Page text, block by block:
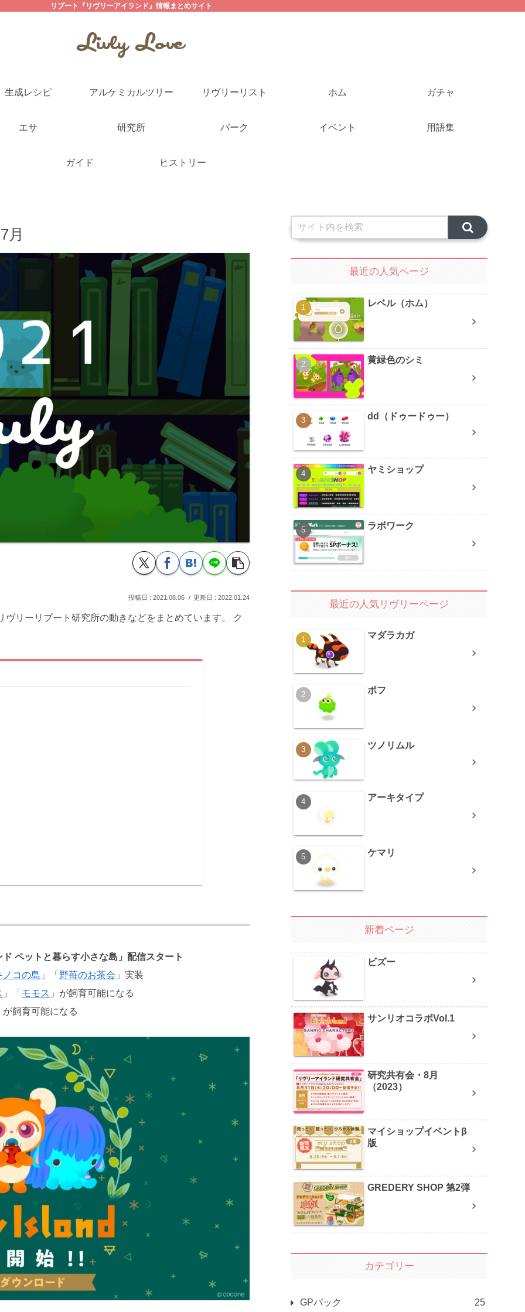
リブート『リヴリーアイランド』情報まとめサイト
生成レシピ アルケミカルツリー リヴリーリスト ホム ガチャ
エサ 研究所 パーク イベント 用語集
ガイド ヒストリー
月
2021.08.06 2022.01.24
リーリブート研究所の動きなどをまとめています。 ク
ペットと暮らす小さな島」配信スタート
ノコの島 」「 野苺のお茶会 」実装
」「 モモス 」が飼育可能になる
が飼育可能になる
最近の人気ページ
レベル（ホム）
黄緑色のシミ
dd（ドゥードゥー）
ヤミショップ
ラボワーク
最近の人気リヴリーページ
マダラカガ
ポフ
ツノリムル
アーキタイプ
ケマリ
新着ページ
ビズー
サンリオコラボVol.1
研究共有会・8月
（2023）
マイショップイベントβ
版
GREDERY SHOP 第2弾
カテゴリー
GPパック 25